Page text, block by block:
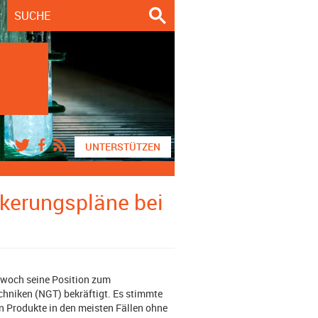
UNTERSTÜTZEN
bei
seine Position zum
(NGT) bekräftigt. Es stimmte
Produkte in den meisten Fällen ohne